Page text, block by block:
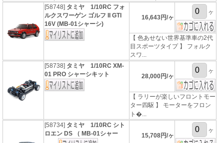
[58748] タミヤ 1/10RC フォ
ルクスワーゲン ゴルフ II GTI
16V (MB-01シャーシ)
16,643円/ヶ
ヶ
【 色あせない世界基準車の2代
目スポーツタイプ 】 フォルク
スワ...
[58738] タミヤ 1/10RC XM-
01 PRO シャーシキット
28,000円/ヶ
ヶ
【 ラリーが楽しいフロントモー
ター四駆 】 モーターをフロン
ト�...
[58734] タミヤ 1/10RC シト
ロエン DS （ MB-01シャー
15,708円/ヶ
ヶ